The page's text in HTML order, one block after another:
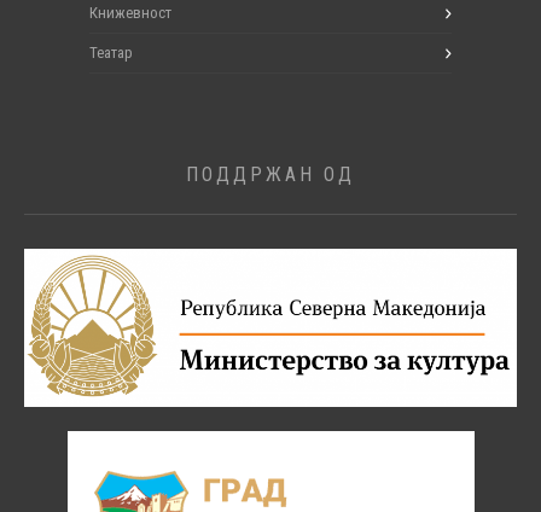
Книжевност
Театар
ПОДДРЖАН ОД